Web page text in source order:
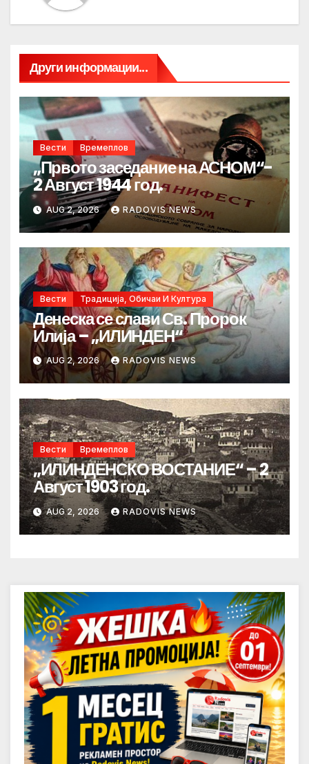
Други информации...
Вести Времеплов
„Првото заседание на АСНОМ“-
2 Август 1944 год.
AUG 2, 2026 RADOVIS NEWS
Вести Традиција, Обичаи И Култура
Денеска се слави Св. Пророк
Илија – „ИЛИНДЕН“
AUG 2, 2026 RADOVIS NEWS
Вести Времеплов
„ИЛИНДЕНСКО ВОСТАНИЕ“ – 2
Август 1903 год.
AUG 2, 2026 RADOVIS NEWS